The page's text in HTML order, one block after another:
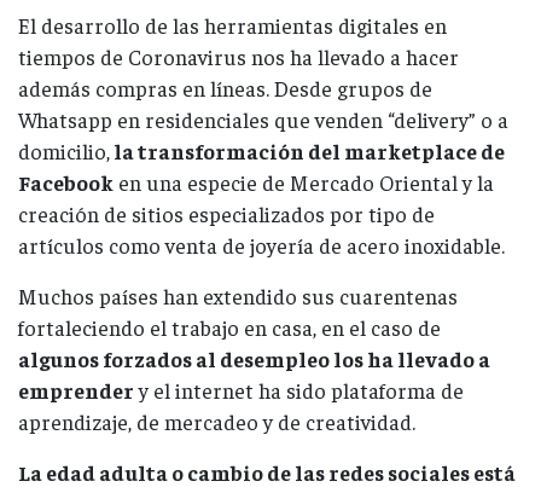
El desarrollo de las herramientas digitales en
tiempos de Coronavirus nos ha llevado a hacer
además compras en líneas. Desde grupos de
Whatsapp en residenciales que venden “delivery” o a
domicilio,la transformación del marketplace de
Facebook en una especie de Mercado Oriental y la
creación de sitios especializados por tipo de
artículos como venta de joyería de acero inoxidable.
Muchos países han extendido sus cuarentenas
fortaleciendo el trabajo en casa, en el caso de
algunos forzados al desempleo los ha llevado a
emprendery el internet ha sido plataforma de
aprendizaje, de mercadeo y de creatividad.
La edad adulta o cambio de las redes sociales está